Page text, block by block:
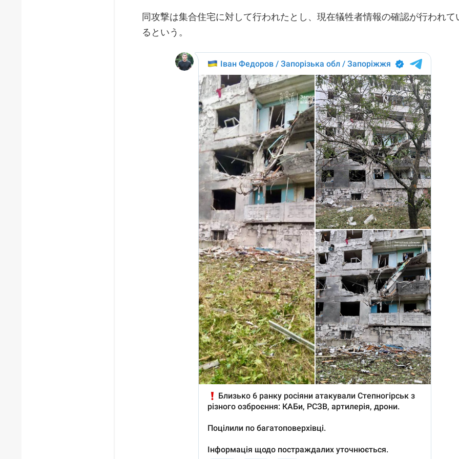
同攻撃は集合住宅に対して行われたとし、現在犠牲者情報の確認が行われて
るという。